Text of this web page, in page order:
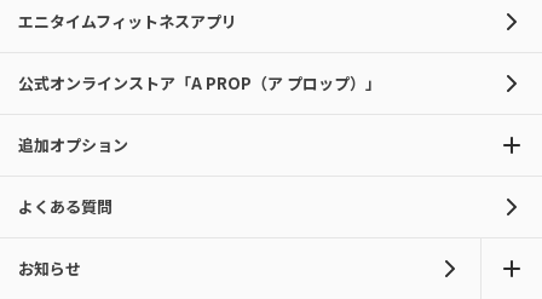
エニタイムフィットネスアプリ
公式オンラインストア「A PROP（ア プロップ）」
追加オプション
よくある質問
お知らせ